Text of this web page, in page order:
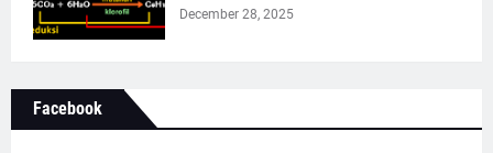
December 28, 2025
Facebook